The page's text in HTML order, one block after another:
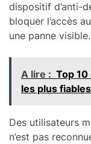
dispositif d’anti-
bloquer l’accès
une panne visible.
A lire : Top
les plus fiables
Des utilisateurs
n’est pas